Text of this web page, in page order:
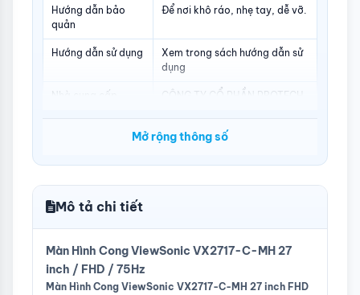
Hướng dẫn bảo
quản
Để nơi khô ráo, nhẹ tay, dễ vỡ.
Hướng dẫn sử dụng
Xem trong sách hướng dẫn sử
dụng
Nhà cung cấp
CÔNG TY CỔ PHẦN PROTECH
Kích thước có chân đế 611 x 475 x 225 mm
Kích thước không chân đế 611 x 363 x 75 mm
Màu sắc Đen
Loại màn hình Màn hình cong
Mở rộng thông số
Mô tả chi tiết
Màn Hình Cong ViewSonic VX2717-C-MH 27
inch / FHD / 75Hz
Màn Hình Cong ViewSonic VX2717-C-MH 27 inch FHD